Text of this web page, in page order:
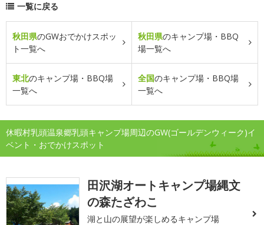
一覧に戻る
秋田県のGWおでかけスポッ
ト一覧へ
秋田県のキャンプ場・BBQ
場一覧へ
東北のキャンプ場・BBQ場
一覧へ
全国のキャンプ場・BBQ場
一覧へ
休暇村乳頭温泉郷乳頭キャンプ場周辺のGW(ゴールデンウィーク)イ
ベント・おでかけスポット
田沢湖オートキャンプ場縄文
の森たざわこ
湖と山の展望が楽しめるキャンプ場